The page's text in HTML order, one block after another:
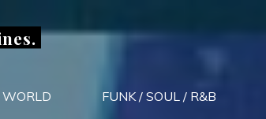
WORLD FUNK / SOUL / R&B